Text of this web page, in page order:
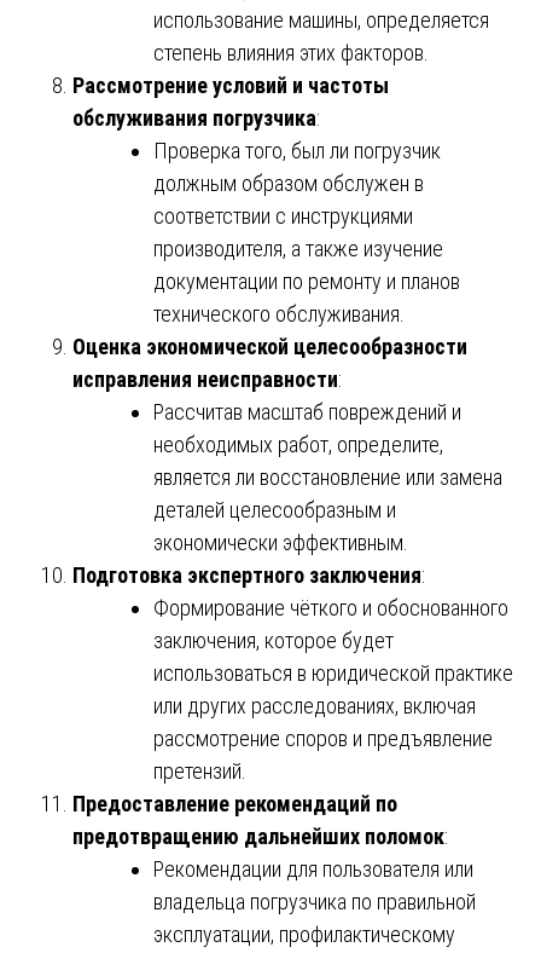
использование машины, определяется
степень влияния этих факторов.
Рассмотрение условий и частоты
обслуживания погрузчика:
Проверка того, был ли погрузчик
должным образом обслужен в
соответствии с инструкциями
производителя, а также изучение
документации по ремонту и планов
технического обслуживания.
Оценка экономической целесообразности
исправления неисправности:
Рассчитав масштаб повреждений и
необходимых работ, определите,
является ли восстановление или замена
деталей целесообразным и
экономически эффективным.
Подготовка экспертного заключения:
Формирование чёткого и обоснованного
заключения, которое будет
использоваться в юридической практике
или других расследованиях, включая
рассмотрение споров и предъявление
претензий.
Предоставление рекомендаций по
предотвращению дальнейших поломок:
Рекомендации для пользователя или
владельца погрузчика по правильной
эксплуатации, профилактическому